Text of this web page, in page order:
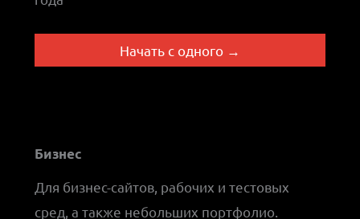
Начать с одного →
Бизнес
Для бизнес-сайтов, рабочих и тестовых
сред, а также небольших портфолио.